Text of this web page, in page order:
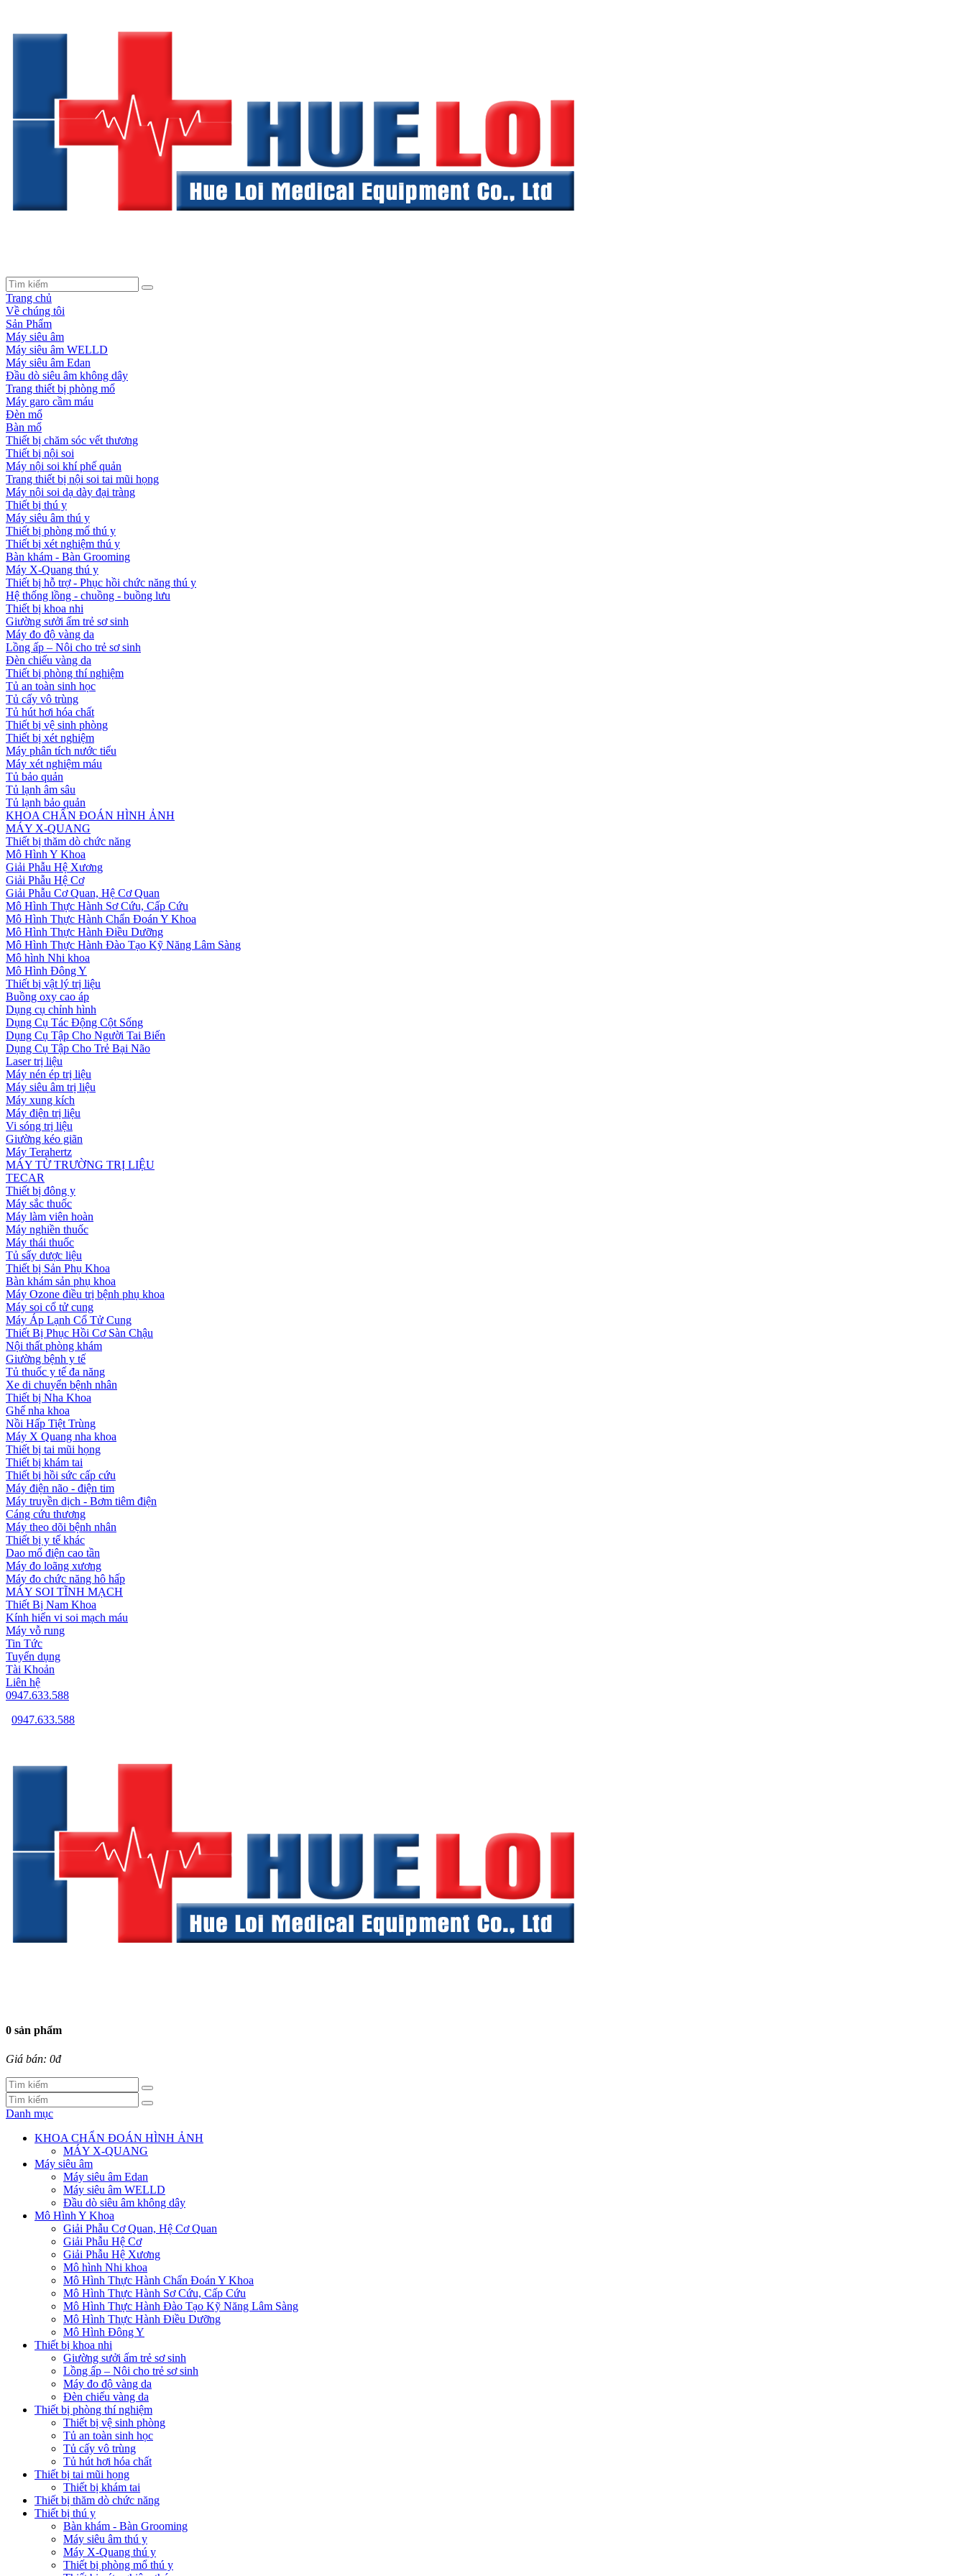
Trang chủ
Về chúng tôi
Sản Phẩm
Máy siêu âm
Máy siêu âm WELLD
Máy siêu âm Edan
Đầu dò siêu âm không dây
Trang thiết bị phòng mổ
Máy garo cầm máu
Đèn mổ
Bàn mổ
Thiết bị chăm sóc vết thương
Thiết bị nội soi
Máy nội soi khí phế quản
Trang thiết bị nội soi tai mũi họng
Máy nội soi dạ dày đại tràng
Thiết bị thú y
Máy siêu âm thú y
Thiết bị phòng mổ thú y
Thiết bị xét nghiệm thú y
Bàn khám - Bàn Grooming
Máy X-Quang thú y
Thiết bị hỗ trợ - Phục hồi chức năng thú y
Hệ thống lồng - chuồng - buồng lưu
Thiết bị khoa nhi
Giường sưởi ấm trẻ sơ sinh
Máy đo độ vàng da
Lồng ấp – Nôi cho trẻ sơ sinh
Đèn chiếu vàng da
Thiết bị phòng thí nghiệm
Tủ an toàn sinh học
Tủ cấy vô trùng
Tủ hút hơi hóa chất
Thiết bị vệ sinh phòng
Thiết bị xét nghiệm
Máy phân tích nước tiểu
Máy xét nghiệm máu
Tủ bảo quản
Tủ lạnh âm sâu
Tủ lạnh bảo quản
KHOA CHẨN ĐOÁN HÌNH ẢNH
MÁY X-QUANG
Thiết bị thăm dò chức năng
Mô Hình Y Khoa
Giải Phẫu Hệ Xương
Giải Phẫu Hệ Cơ
Giải Phẫu Cơ Quan, Hệ Cơ Quan
Mô Hình Thực Hành Sơ Cứu, Cấp Cứu
Mô Hình Thực Hành Chẩn Đoán Y Khoa
Mô Hình Thực Hành Điều Dưỡng
Mô Hình Thực Hành Đào Tạo Kỹ Năng Lâm Sàng
Mô hình Nhi khoa
Mô Hình Đông Y
Thiết bị vật lý trị liệu
Buồng oxy cao áp
Dụng cụ chỉnh hình
Dụng Cụ Tác Động Cột Sống
Dụng Cụ Tập Cho Người Tai Biến
Dụng Cụ Tập Cho Trẻ Bại Não
Laser trị liệu
Máy nén ép trị liệu
Máy siêu âm trị liệu
Máy xung kích
Máy điện trị liệu
Vi sóng trị liệu
Giường kéo giãn
Máy Terahertz
MÁY TỪ TRƯỜNG TRỊ LIỆU
TECAR
Thiết bị đông y
Máy sắc thuốc
Máy làm viên hoàn
Máy nghiền thuốc
Máy thái thuốc
Tủ sấy dược liệu
Thiết bị Sản Phụ Khoa
Bàn khám sản phụ khoa
Máy Ozone điều trị bệnh phụ khoa
Máy soi cổ tử cung
Máy Áp Lạnh Cổ Tử Cung
Thiết Bị Phục Hồi Cơ Sàn Chậu
Nội thất phòng khám
Giường bệnh y tế
Tủ thuốc y tế đa năng
Xe di chuyển bệnh nhân
Thiết bị Nha Khoa
Ghế nha khoa
Nồi Hấp Tiệt Trùng
Máy X Quang nha khoa
Thiết bị tai mũi họng
Thiết bị khám tai
Thiết bị hồi sức cấp cứu
Máy điện não - điện tim
Máy truyền dịch - Bơm tiêm điện
Cáng cứu thương
Máy theo dõi bệnh nhân
Thiết bị y tế khác
Dao mổ điện cao tần
Máy đo loãng xương
Máy đo chức năng hô hấp
MÁY SOI TĨNH MẠCH
Thiết Bị Nam Khoa
Kính hiển vi soi mạch máu
Máy vỗ rung
Tin Tức
Tuyển dụng
Tài Khoản
Liên hệ
0947.633.588
0947.633.588
0 sản phẩm
Giá bán: 0đ
Danh mục
KHOA CHẨN ĐOÁN HÌNH ẢNH
MÁY X-QUANG
Máy siêu âm
Máy siêu âm Edan
Máy siêu âm WELLD
Đầu dò siêu âm không dây
Mô Hình Y Khoa
Giải Phẫu Cơ Quan, Hệ Cơ Quan
Giải Phẫu Hệ Cơ
Giải Phẫu Hệ Xương
Mô hình Nhi khoa
Mô Hình Thực Hành Chẩn Đoán Y Khoa
Mô Hình Thực Hành Sơ Cứu, Cấp Cứu
Mô Hình Thực Hành Đào Tạo Kỹ Năng Lâm Sàng
Mô Hình Thực Hành Điều Dưỡng
Mô Hình Đông Y
Thiết bị khoa nhi
Giường sưởi ấm trẻ sơ sinh
Lồng ấp – Nôi cho trẻ sơ sinh
Máy đo độ vàng da
Đèn chiếu vàng da
Thiết bị phòng thí nghiệm
Thiết bị vệ sinh phòng
Tủ an toàn sinh học
Tủ cấy vô trùng
Tủ hút hơi hóa chất
Thiết bị tai mũi họng
Thiết bị khám tai
Thiết bị thăm dò chức năng
Thiết bị thú y
Bàn khám - Bàn Grooming
Máy siêu âm thú y
Máy X-Quang thú y
Thiết bị phòng mổ thú y